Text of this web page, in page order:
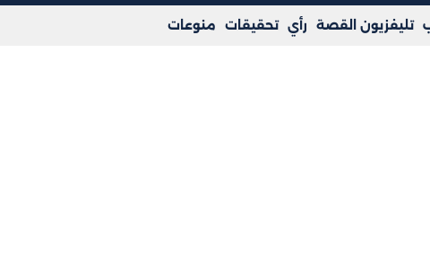
تليفزيون القصة رأي تحقيقات منوعات